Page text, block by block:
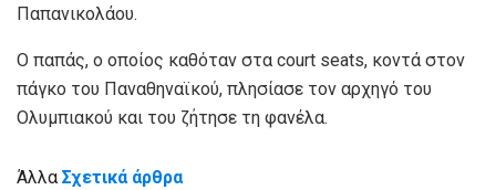
Παπανικολάου.
Ο παπάς, ο οποίος καθόταν στα court seats, κοντά στον
πάγκο του Παναθηναϊκού, πλησίασε τον αρχηγό του
Ολυμπιακού και του ζήτησε τη φανέλα.
Άλλα Σχετικά άρθρα